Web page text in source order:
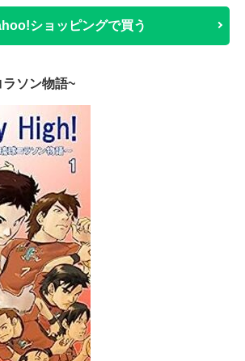
ショッピングで買う
ソン物語~